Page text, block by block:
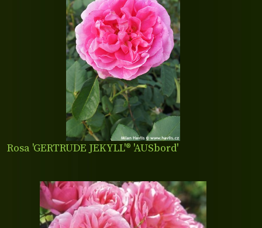
Rosa 'GERTRUDE JEKYLL'® 'AUSbord'